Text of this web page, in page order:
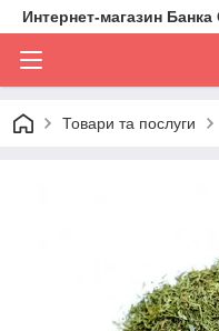
Интернет-магазин
Товари та послуги